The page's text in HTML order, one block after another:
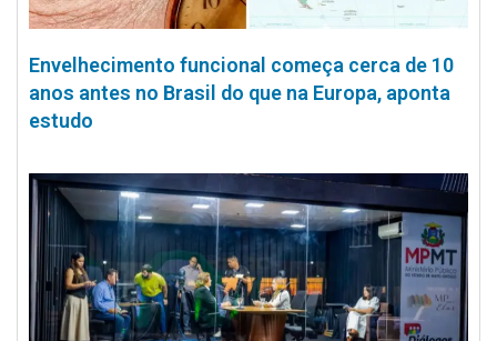
Envelhecimento funcional começa cerca de 10
anos antes no Brasil do que na Europa, aponta
estudo